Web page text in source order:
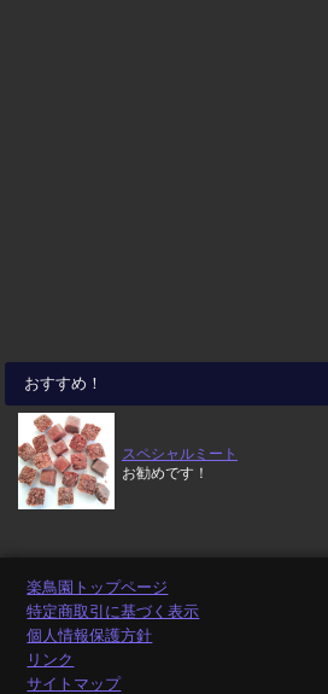
おすすめ！
スペシャルミート
お勧めです！
楽鳥園トップページ
特定商取引に基づく表示
個人情報保護方針
リンク
サイトマップ